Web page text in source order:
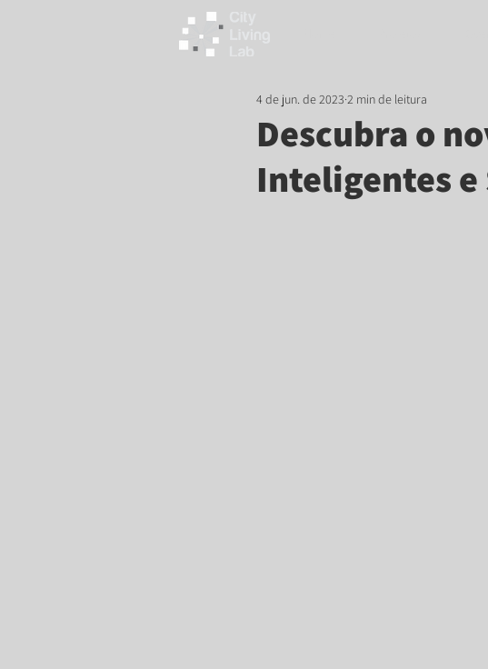
Descubra o
Inteligentes e
4 de jun. de 2023 2 min de leitura